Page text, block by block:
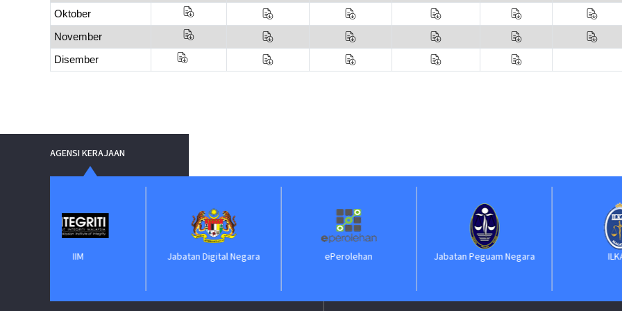
Oktober
November
Disember
AGENSI KERAJAAN
Jabatan Digital Negara Jabatan Peguam Negara